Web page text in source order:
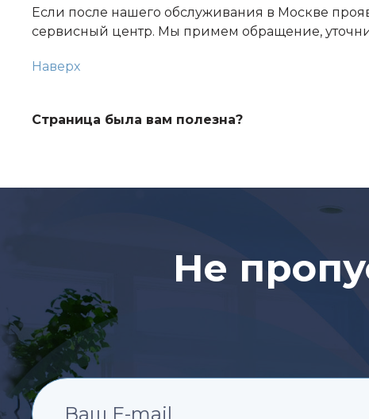
Если после нашего обслуживания в Москве
сервисный центр. Мы примем обращение,
Наверх
Страница была вам полезна?
Не